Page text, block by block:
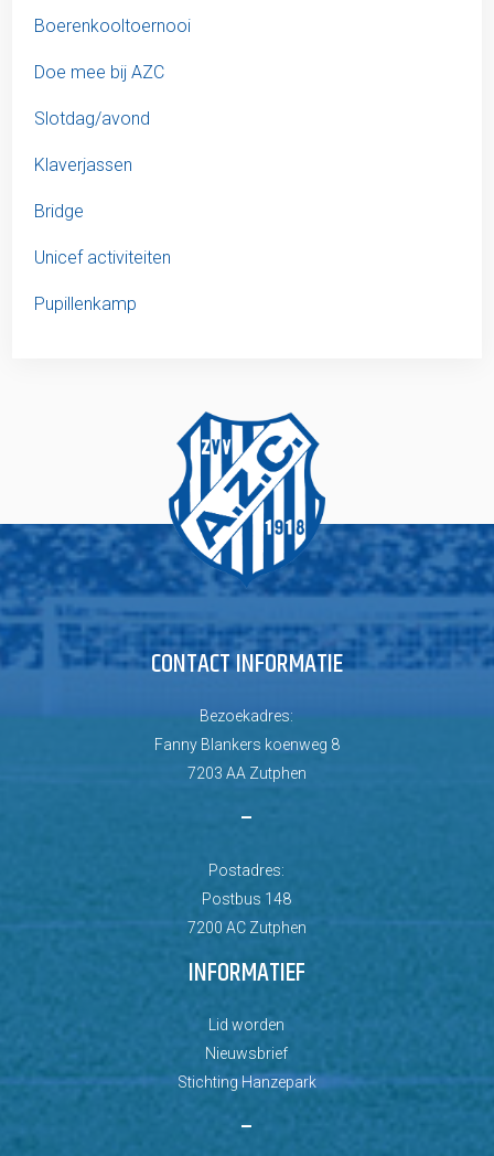
Boerenkooltoernooi
Doe mee bij AZC
Slotdag/avond
Klaverjassen
Bridge
Unicef activiteiten
Pupillenkamp
CONTACT INFORMATIE
Bezoekadres:
Fanny Blankers koenweg 8
7203 AA Zutphen
–
Postadres:
Postbus 148
7200 AC Zutphen
INFORMATIEF
Lid worden
Nieuwsbrief
Stichting Hanzepark
–